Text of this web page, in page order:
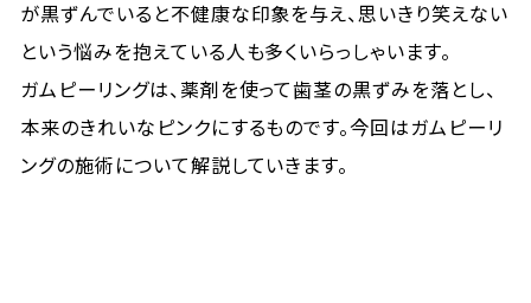
が黒ずんでいると不健康な印象を与え、思いきり笑えない
という悩みを抱えている人も多くいらっしゃいます。
ガムピーリングは、薬剤を使って歯茎の黒ずみを落とし、
本来のきれいなピンクにするものです。今回はガムピーリ
ングの施術について解説していきます。